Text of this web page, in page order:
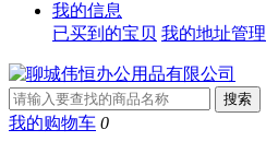
我的信息
已买到的宝贝 我的地址管理
我的购物车 0